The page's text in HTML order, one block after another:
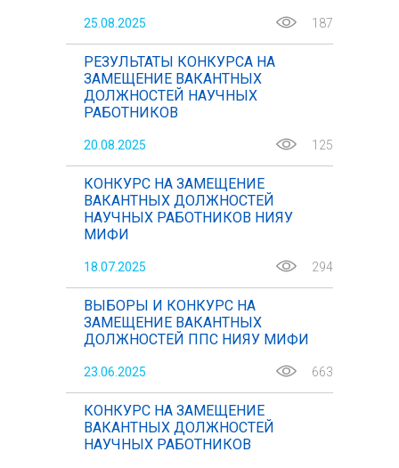
25.08.2025 187
РЕЗУЛЬТАТЫ КОНКУРСА НА
ЗАМЕЩЕНИЕ ВАКАНТНЫХ
ДОЛЖНОСТЕЙ НАУЧНЫХ
РАБОТНИКОВ
20.08.2025 125
КОНКУРС НА ЗАМЕЩЕНИЕ
ВАКАНТНЫХ ДОЛЖНОСТЕЙ
НАУЧНЫХ РАБОТНИКОВ НИЯУ
МИФИ
18.07.2025 294
ВЫБОРЫ И КОНКУРС НА
ЗАМЕЩЕНИЕ ВАКАНТНЫХ
ДОЛЖНОСТЕЙ ППС НИЯУ МИФИ
23.06.2025 663
КОНКУРС НА ЗАМЕЩЕНИЕ
ВАКАНТНЫХ ДОЛЖНОСТЕЙ
НАУЧНЫХ РАБОТНИКОВ